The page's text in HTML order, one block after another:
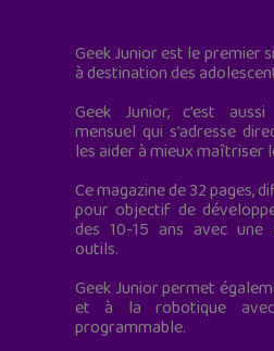
Geek Junior est le premier
à destination des
Geek Junior, c’est
mensuel qui s’adresse
les aider à mieux maîtriser
Ce magazine de 32 pages,
pour objectif de
des 10-15 ans avec une
outils.
Geek Junior permet
et à la robotique
programmable.